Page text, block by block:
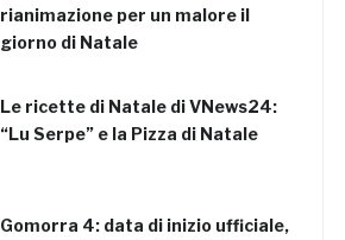
rianimazione per un malore il
giorno di Natale
Le ricette di Natale di VNews24:
“Lu Serpe” e la Pizza di Natale
Gomorra 4: data di inizio ufficiale,